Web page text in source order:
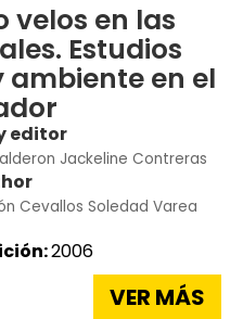
velos en las
Estudios
ambiente en el
editor
Jackeline Contreras
Cevallos Soledad Varea
2006
VER MÁS